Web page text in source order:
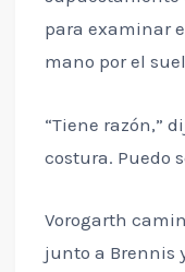
para examinar
mano por el
“Tiene razón,”
costura. Puedo
Vorogarth
junto a Brennis